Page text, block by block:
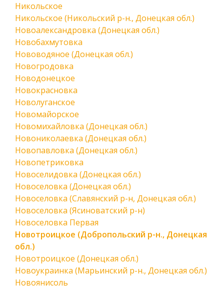
Никольское
Никольское (Никольский р-н., Донецкая обл.)
Новоалександровка (Донецкая обл.)
Новобахмутовка
Нововодяное (Донецкая обл.)
Новогродовка
Новодонецкое
Новокрасновка
Новолуганское
Новомайорское
Новомихайловка (Донецкая обл.)
Новониколаевка (Донецкая обл.)
Новопавловка (Донецкая обл.)
Новопетриковка
Новоселидовка (Донецкая обл.)
Новоселовка (Донецкая обл.)
Новоселовка (Славянский р-н, Донецкая обл.)
Новоселовка (Ясиноватский р-н)
Новоселовка Первая
Новотроицкое (Добропольский р-н., Донецкая
обл.)
Новотроицкое (Донецкая обл.)
Новоукраинка (Марьинский р-н., Донецкая обл.)
Новоянисоль